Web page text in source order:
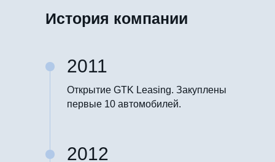
История компании
2011
Открытие GTK Leasing. Закуплены
первые 10 автомобилей.
2012